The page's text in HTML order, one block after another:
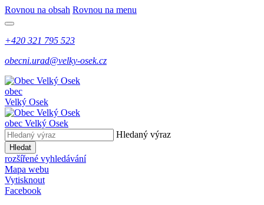
Rovnou na obsah Rovnou na menu
+420 321 795 523
obecni.urad@velky-osek.cz
obec
Velký Osek
obec Velký Osek
Hledaný výraz
Hledat
rozšířené vyhledávání
Mapa webu
Vytisknout
Facebook